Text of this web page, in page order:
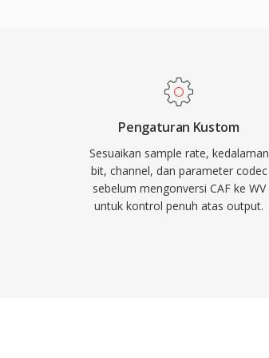
pada perangkat keras
lisensi BSD dan
FFmpeg, dan
metadata yang
dan nilai ReplayGain,
musik yang
Pengaturan Kustom
Sesuaikan sample rate, kedalaman
bit, channel, dan parameter codec
sebelum mengonversi CAF ke WV
untuk kontrol penuh atas output.